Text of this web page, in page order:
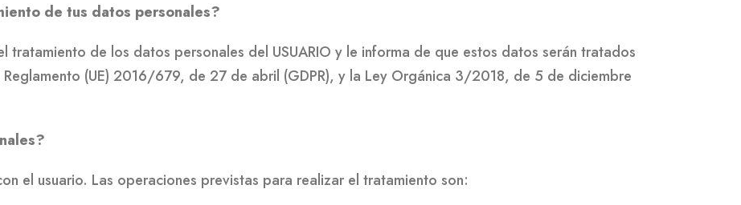
de tus datos personales?
tratamiento de los datos personales del USUARIO y le informa de que estos datos serán tratados
(UE) 2016/679, de 27 de abril (GDPR), y la Ley Orgánica 3/2018, de 5 de diciembre
el usuario. Las operaciones previstas para realizar el tratamiento son: